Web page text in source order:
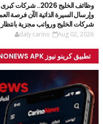
وظائف الخليج
وإرسال السيرة الذاتية الآن فرصة
شركات الخليج ورواتب مجزية
daly carino Aug 02, 2026
تطبيق كرينو نيوز CARINONEWS APK